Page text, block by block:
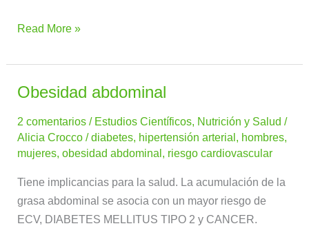
Read More »
Obesidad abdominal
2 comentarios / Estudios Científicos, Nutrición y Salud /
Alicia Crocco/diabetes, hipertensión arterial, hombres,
mujeres,obesidad abdominal, riesgo cardiovascular
Tiene implicancias para la salud. La acumulación de la
grasa abdominal se asocia con un mayor riesgo de
ECV, DIABETES MELLITUS TIPO 2 y CANCER.
Obesidad